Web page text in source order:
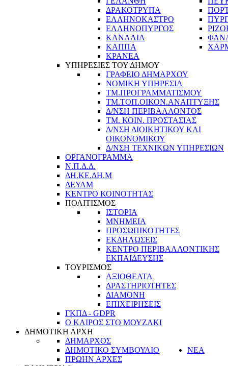
ΔΡΑΚΟΤΡΥΠΑ
ΕΛΛΗΝΟΚΑΣΤΡΟ
ΕΛΛΗΝΟΠΥΡΓΟΣ
ΚΑΝΑΛΙΑ
ΚΑΠΠΑ
ΚΡΑΝΕΑ
ΥΠΗΡΕΣΙΕΣ ΤΟΥ ΔΗΜΟΥ
ΓΡΑΦΕΙΟ ΔΗΜΑΡΧΟΥ
ΝΟΜΙΚΗ ΥΠΗΡΕΣΙΑ
ΤΜ.ΠΡΟΓΡΑΜΜΑΤΙΣΜΟΥ
ΤΜ.ΤΟΠ.ΟΙΚΟΝ.ΑΝΑΠΤΥΞΗΣ
Δ/ΝΣΗ ΠΕΡΙΒΑΛΛΟΝΤΟΣ
ΤΜ. ΚΟΙΝ. ΠΡΟΣΤΑΣΙΑΣ
Δ/ΝΣΗ ΔΙΟΙΚΗΤΙΚΟΥ ΚΑΙ
ΟΙΚΟΝΟΜΙΚΟΥ
Δ/ΝΣΗ ΤΕΧΝΙΚΩΝ ΥΠΗΡΕΣΙΩΝ
ΟΡΓΑΝΟΓΡΑΜΜΑ
Ν.Π.Δ.Δ.
ΔΗ.ΚΕ.ΔΗ.Μ
ΔΕΥΑΜ
ΚΕΝΤΡΟ ΚΟΙΝΟΤΗΤΑΣ
ΠΟΛΙΤΙΣΜΟΣ
ΙΣΤΟΡΙΑ
ΜΝΗΜΕΙΑ
ΠΡΟΣΩΠΙΚΟΤΗΤΕΣ
ΕΚΔΗΛΩΣΕΙΣ
ΚΕΝΤΡΟ ΠΕΡΙΒΑΛΛΟΝΤΙΚΗΣ
ΕΚΠΑΙΔΕΥΣΗΣ
ΤΟΥΡΙΣΜΟΣ
ΑΞΙΟΘΕΑΤΑ
ΔΡΑΣΤΗΡΙΟΤΗΤΕΣ
ΔΙΑΜΟΝΗ
ΕΠΙΧΕΙΡΗΣΕΙΣ
ΓΚΠΔ - GDPR
Ο ΚΑΙΡΟΣ ΣΤΟ ΜΟΥΖΑΚΙ
ΔΗΜΟΤΙΚΗ ΑΡΧΗ
ΔΗΜΑΡΧΟΣ
ΔΗΜΟΤΙΚΟ ΣΥΜΒΟΥΛΙΟ
ΠΡΩΗΝ ΑΡΧΕΣ
ΝΕΑ